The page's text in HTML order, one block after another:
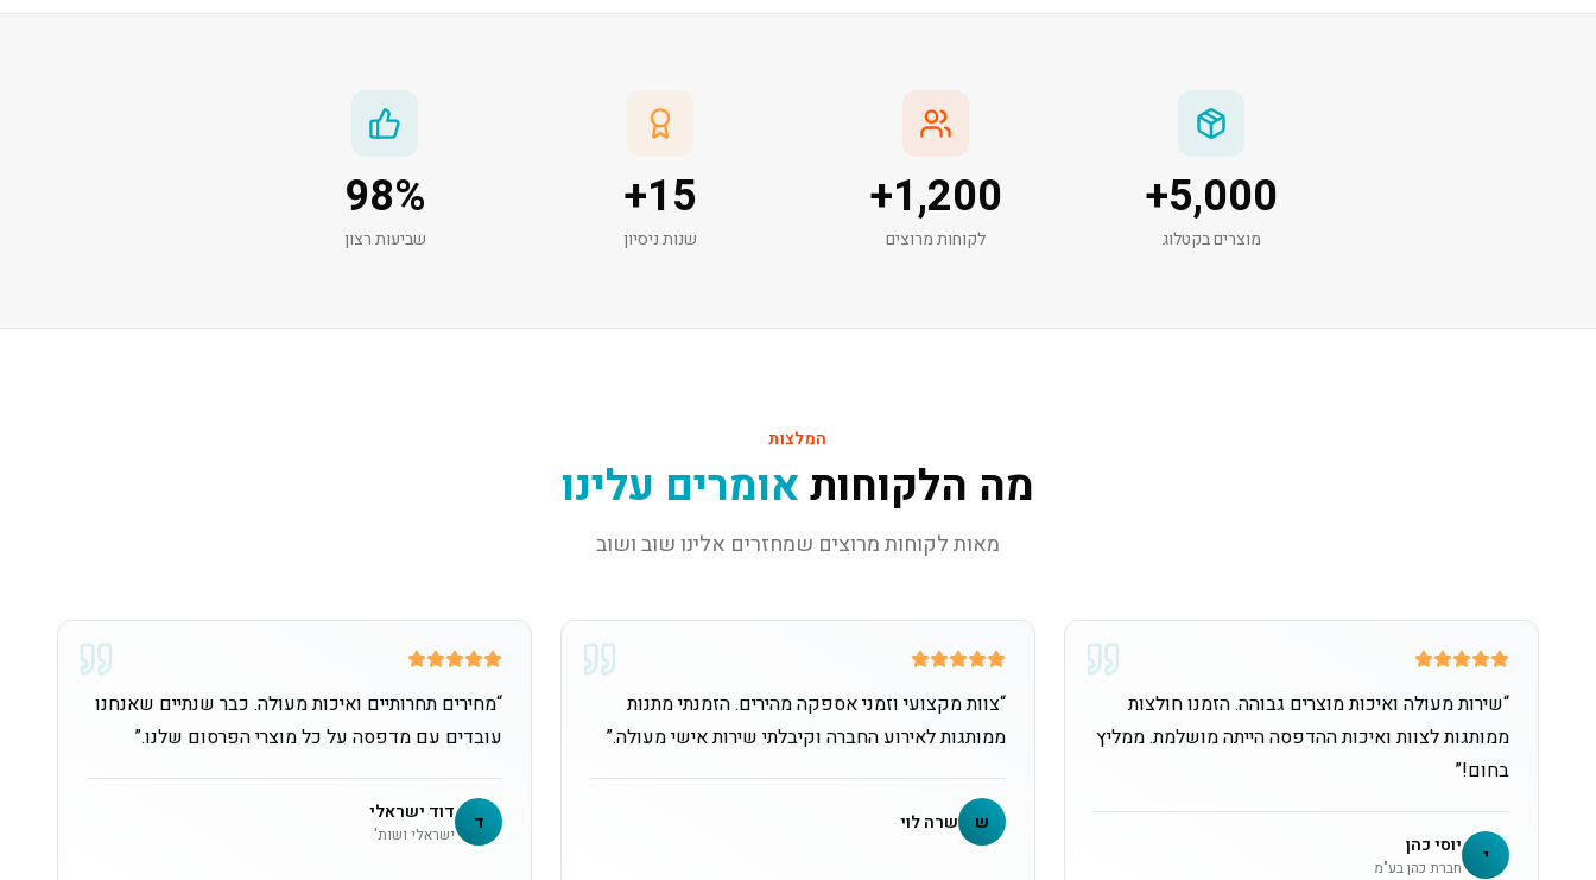
5,000
+
מוצרים בקטלוג
1,200
+
לקוחות מרוצים
15
+
שנות ניסיון
98%
שביעות רצון
המלצות
מה הלקוחותאומרים עלינו
מאות לקוחות מרוצים שמחזרים אלינו שוב ושוב
“שירות מעולה ואיכות מוצרים גבוהה. הזמנו חולצות
ממותגות לצוות ואיכות ההדפסה הייתה מושלמת. ממליץ
בחום!”
י יוסי כהן
חברת כהן בע"מ
“צוות מקצועי וזמני אספקה מהירים. הזמנתי מתנות
ממותגות לאירוע החברה וקיבלתי שירות אישי מעולה.”
ש שרה לוי
“מחירים תחרותיים ואיכות מעולה. כבר שנתיים שאנחנו
עובדים עם מדפסה על כל מוצרי הפרסום שלנו.”
ד דוד ישראלי
ישראלי ושות'